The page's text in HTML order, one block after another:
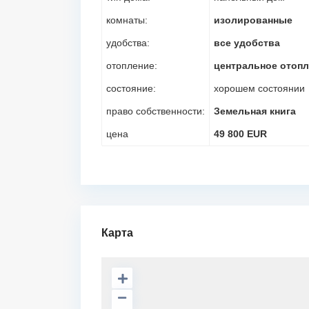
комнаты: изолированные
удобства: все удобства
отопление: центральное
состояние: хорошем состоянии
право собственности: Земельная книга
цена 49 800 EUR
Карта